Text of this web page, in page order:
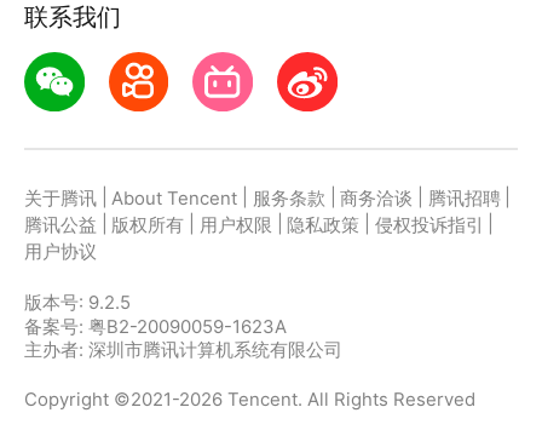
联系我们
关于腾讯 About Tencent 服务条款 商务洽谈 腾讯招聘
腾讯公益
版权所有 用户权限 隐私政策 侵权投诉指引
用户协议
版本号: 9.2.5
备案号: 粤B2-20090059-1623A
主办者: 深圳市腾讯计算机系统有限公司
Copyright ©2021-2026 Tencent. All Rights Reserved